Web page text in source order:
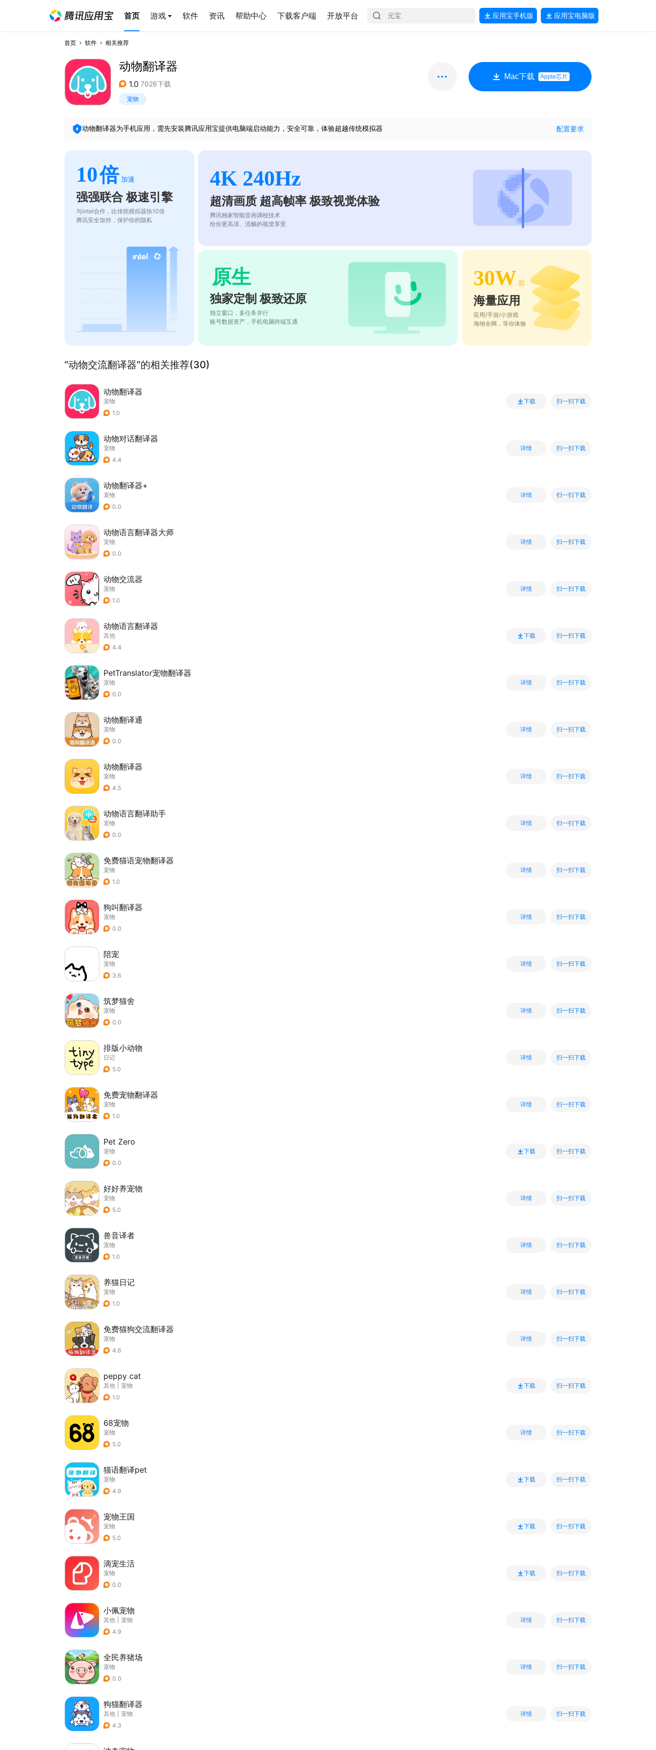
首页 游戏 软件 资讯 帮助中心 下载客户端 开放平台 应用宝手机版 应用宝电脑版
首页 软件 相关推荐
动物翻译器
1.0 7026下载
宠物
Mac下载 Apple芯片
动物翻译器为手机应用，需先安装腾讯应用宝提供电脑端启动能力，安全可靠，体验超越传统模拟器 配置要求
10倍 加速
强强联合 极速引擎
与intel合作，比传统模拟器快10倍
腾讯安全加持，保护你的隐私
4K 240Hz
超清画质 超高帧率 极致视觉体验
腾讯独家智能音画调校技术
给你更高清、流畅的视觉享受
原生
独家定制 极致还原
独立窗口，多任务并行
账号数据资产，手机电脑跨端互通
30W 款
海量应用
应用/手游/小游戏
海纳全网，等你体验
“动物交流翻译器”的相关推荐(30)
动物翻译器
宠物
1.0
下载 扫一扫下载
动物对话翻译器
宠物
4.4
详情 扫一扫下载
动物翻译器+
宠物
0.0
详情 扫一扫下载
动物语言翻译器大师
宠物
0.0
详情 扫一扫下载
动物交流器
宠物
1.0
详情 扫一扫下载
动物语言翻译器
其他
4.4
下载 扫一扫下载
PetTranslator宠物翻译器
宠物
0.0
详情 扫一扫下载
动物翻译通
宠物
0.0
详情 扫一扫下载
动物翻译器
宠物
4.5
详情 扫一扫下载
动物语言翻译助手
宠物
0.0
详情 扫一扫下载
免费猫语宠物翻译器
宠物
1.0
详情 扫一扫下载
狗叫翻译器
宠物
0.0
详情 扫一扫下载
陪宠
宠物
3.6
详情 扫一扫下载
筑梦猫舍
宠物
0.0
详情 扫一扫下载
排版小动物
日记
5.0
详情 扫一扫下载
免费宠物翻译器
宠物
1.0
详情 扫一扫下载
Pet Zero
宠物
0.0
下载 扫一扫下载
好好养宠物
宠物
5.0
详情 扫一扫下载
兽音译者
宠物
1.0
详情 扫一扫下载
养猫日记
宠物
1.0
详情 扫一扫下载
免费猫狗交流翻译器
宠物
4.6
详情 扫一扫下载
peppy cat
其他
宠物
1.0
下载 扫一扫下载
68宠物
宠物
5.0
详情 扫一扫下载
猫语翻译pet
宠物
4.9
下载 扫一扫下载
宠物王国
宠物
5.0
下载 扫一扫下载
滴宠生活
宠物
0.0
下载 扫一扫下载
小佩宠物
其他
宠物
4.9
详情 扫一扫下载
全民养猪场
宠物
0.0
详情 扫一扫下载
狗猫翻译器
其他
宠物
4.3
详情 扫一扫下载